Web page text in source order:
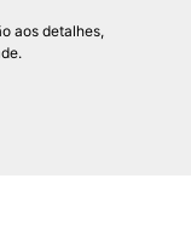
aos detalhes,